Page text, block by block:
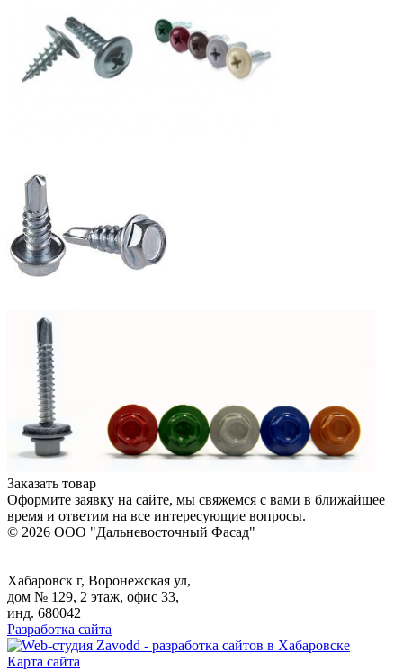
Заказать товар
Оформите заявку на сайте, мы свяжемся с вами в ближайшее
время и ответим на все интересующие вопросы.
© 2026 ООО "Дальневосточный Фасад"
Хабаровск г, Воронежская ул,
дом № 129, 2 этаж, офис 33,
инд. 680042
Разработка сайта
Карта сайта